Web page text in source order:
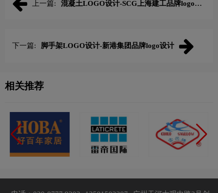
上一篇:
混凝土LOGO设计-SCG上海建工品牌logo设
下一篇: 脚手架LOGO设计-新港集团品牌logo设计
相关推荐